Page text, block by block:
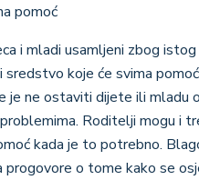
pomoć
i mladi usamljeni zbog
sredstvo koje će svima
je ne ostaviti dijete ili mladu
Roditelji mogu i
kada je to potrebno.
progovore o tome kako se